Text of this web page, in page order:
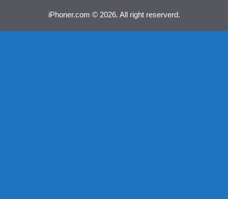
iPhoner.com © 2026. All right reserverd.